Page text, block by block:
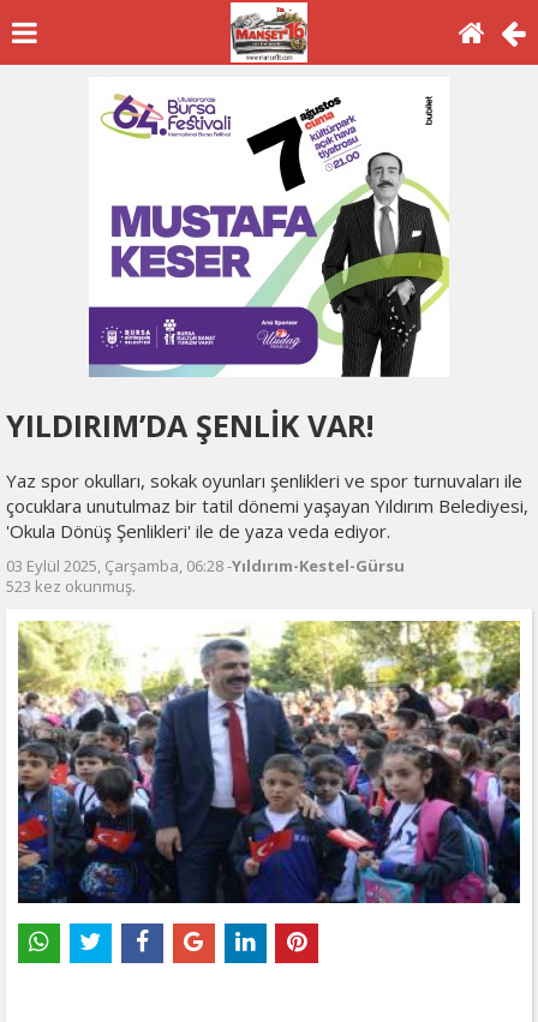
YILDIRIM’DA ŞENLİK VAR!
Yaz spor okulları, sokak oyunları şenlikleri ve spor turnuvaları ile
çocuklara unutulmaz bir tatil dönemi yaşayan Yıldırım Belediyesi,
'Okula Dönüş Şenlikleri' ile de yaza veda ediyor.
03 Eylül 2025, Çarşamba, 06:28 -Yıldırım-Kestel-Gürsu
523 kez okunmuş.